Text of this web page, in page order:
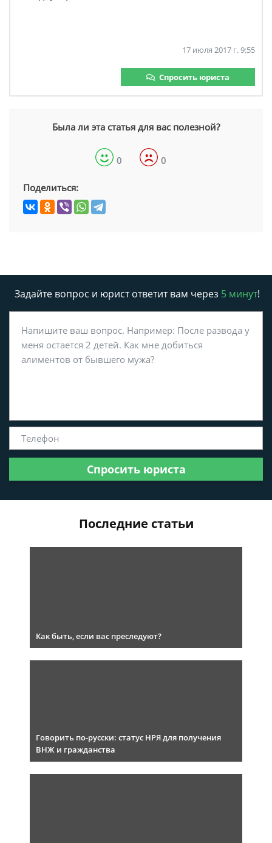
17 июля 2017 г. 9:55
Спросить юриста
Была ли эта статья для вас полезной?
0 0
Поделиться:
Задайте вопрос и юрист ответит вам через 5 минут!
Спросить юриста
Последние статьи
Как быть, если вас преследуют?
Говорить по-русски: статус НРЯ для получения
ВНЖ и гражданства